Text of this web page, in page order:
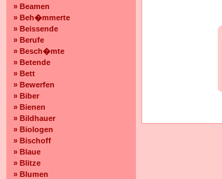
» Beamen
» Beh�mmerte
» Beissende
» Berufe
» Besch�mte
» Betende
» Bett
» Bewerfen
» Biber
» Bienen
» Bildhauer
» Biologen
» Bischoff
» Blaue
» Blitze
» Blumen